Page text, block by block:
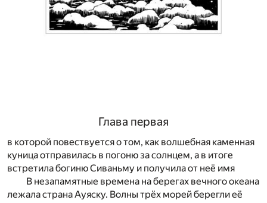
Глава первая
в которой повествуется о том, как волшебная каменная
куница отправилась в погоню за солнцем, а в итоге
встретила богиню Сиваньму и получила от неё имя
В незапамятные времена на берегах вечного океана
лежала страна Ауяску. Волны трёх морей берегли её